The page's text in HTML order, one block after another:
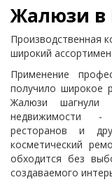
Жалюзи в
Производственная
широкий
Применение
получило широкое
Жалюзи шагнули
недвижимости -
ресторанов и
косметический
обходится без
создаваемого